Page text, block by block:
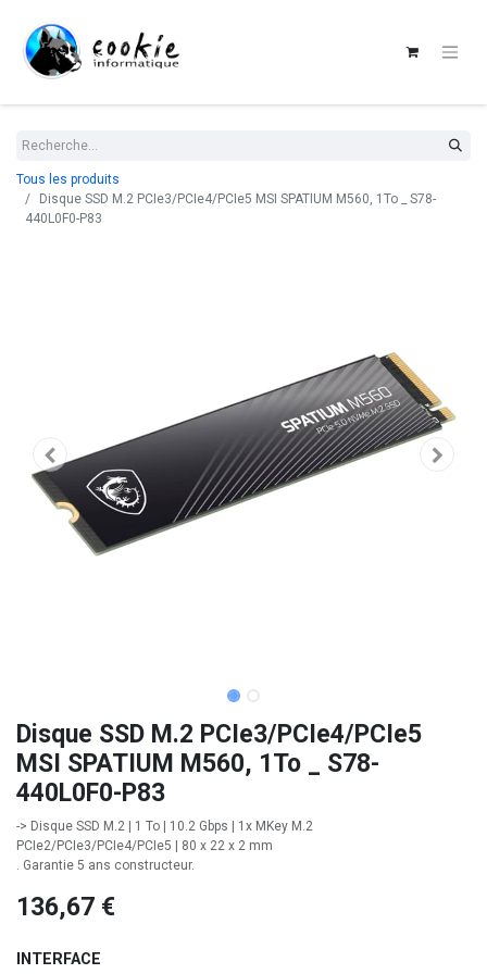
Tous les produits
Disque SSD M.2 PCIe3/PCIe4/PCIe5 MSI SPATIUM M560, 1To _ S78-
440L0F0-P83
Disque SSD M.2 PCIe3/PCIe4/PCIe5
MSI SPATIUM M560, 1To _ S78-
440L0F0-P83
-> Disque SSD M.2 | 1 To | 10.2 Gbps | 1x MKey M.2
PCIe2/PCIe3/PCIe4/PCIe5 | 80 x 22 x 2 mm
. Garantie 5 ans constructeur.
136,67 €
INTERFACE